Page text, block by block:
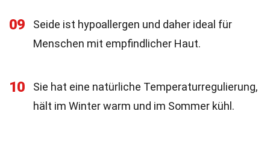
09
Seide ist hypoallergen und daher ideal für
Menschen mit empfindlicher Haut.
10
Sie hat eine natürliche Temperaturregulierung,
hält im Winter warm und im Sommer kühl.